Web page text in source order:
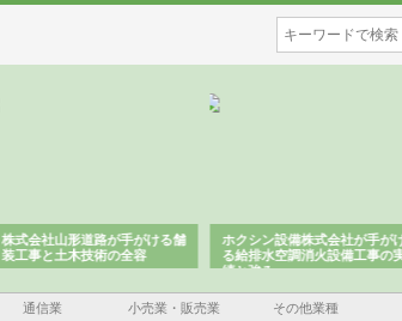
株式会社山形道路が手がける舗
装工事と土木技術の全容
ホクシン設備株式会社が手がけ
る給排水空調消火設備工事の実
績と強み
通信業 小売業・販売業 その他業種